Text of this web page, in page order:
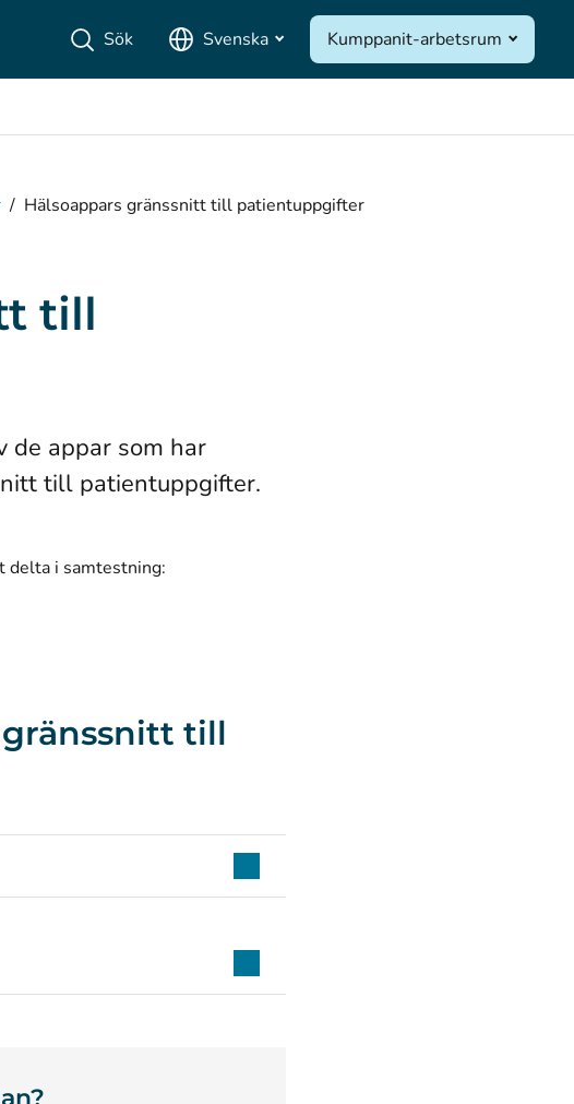
Sök Svenska Kumppanit-arbetsrum
/ Hälsoappars gränssnitt till patientuppgifter
till
de appar som har
till patientuppgifter.
delta i samtestning:
gränssnitt till